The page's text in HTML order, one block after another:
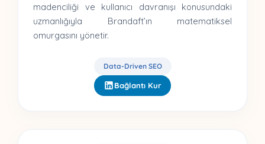
madenciliği ve kullanıcı davranışı konusundaki
uzmanlığıyla Brandaft’ın matematiksel
omurgasını yönetir.
Data-Driven SEO
Bağlantı Kur